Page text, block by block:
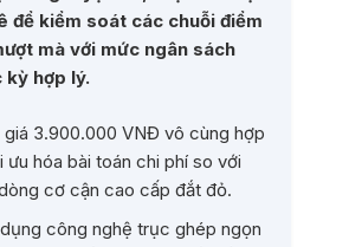
để kiểm soát các chuỗi điểm
mà với mức ngân sách
kỳ hợp lý.
3.900.000 VNĐ vô cùng hợp
ưu hóa bài toán chi phí so với
cơ cận cao cấp đắt đỏ.
công nghệ trục ghép ngọn